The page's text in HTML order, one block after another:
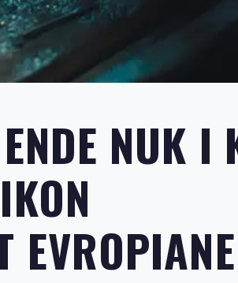
NUK I
EVROPIANE